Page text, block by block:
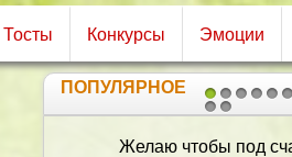
Тосты Конкурсы Эмоции
1 2
2021
ПОПУЛЯРНОЕ
Желаю чтобы под счастливой